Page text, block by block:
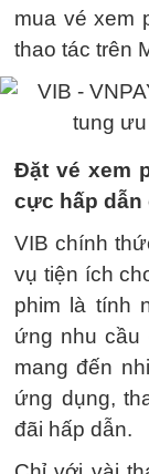
mua vé xem
thao tác trên
Đặt vé xem
cực hấp dẫn
VIB chính
vụ tiện ích
phim là tính
ứng nhu cầu
mang đến
ứng dụng,
đãi hấp dẫn.